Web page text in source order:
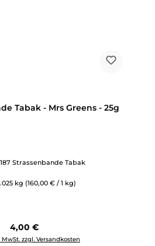
Tabak - Mrs Greens - 25g
187 Strassenbande Tabak
kg (160,00 € / 1 kg)
Regulärer Preis:
4,00 €
MwSt. zzgl. Versandkosten